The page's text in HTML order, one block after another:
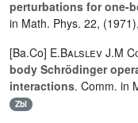
perturbations for one-
in Math. Phys. 22,
[Ba.Co] E.Balslev J.M
body Schrödinger
interactions. Comm. in
Zbl